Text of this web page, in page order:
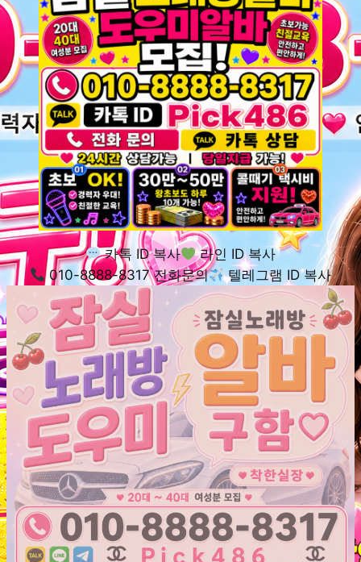
카톡 ID 복사
라인 ID 복사
010-8888-8317 전화문의
텔레그램 ID 복사